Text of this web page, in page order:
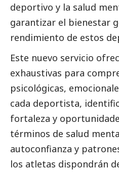
deportivo y la salud
garantizar el bienestar
rendimiento de estos
Este nuevo servicio
exhaustivas para
psicológicas,
cada deportista,
fortaleza y
términos de salud
autoconfianza y
los atletas dispondrán